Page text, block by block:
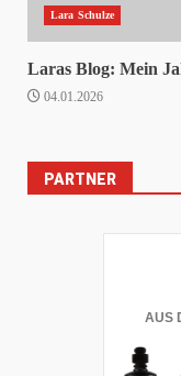
Lara Schulze
Laras Blog: Mein
04.01.2026
PARTNER
AUS